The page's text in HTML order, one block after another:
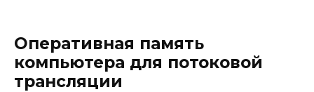
Оперативная память
компьютера для потоковой
трансляции